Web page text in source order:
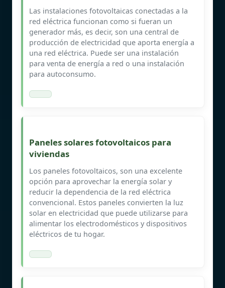
Las instalaciones fotovoltaicas conectadas a la
red eléctrica funcionan como si fueran un
generador más, es decir, son una central de
producción de electricidad que aporta energía a
una red eléctrica. Puede ser una instalación
para venta de energía a red o una instalación
para autoconsumo.
Paneles solares fotovoltaicos para
viviendas
Los paneles fotovoltaicos, son una excelente
opción para aprovechar la energía solar y
reducir la dependencia de la red eléctrica
convencional. Estos paneles convierten la luz
solar en electricidad que puede utilizarse para
alimentar los electrodomésticos y dispositivos
eléctricos de tu hogar.